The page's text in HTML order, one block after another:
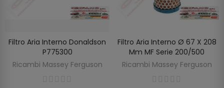
AGGIUNGI AL CARRELLO
Filtro Aria Interno Donaldson
P775300
Ricambi Massey Ferguson
SCOPRIRE
Filtro Aria Interno Ø 67 X 208
Mm MF Serie 200/500
Ricambi Massey Ferguson